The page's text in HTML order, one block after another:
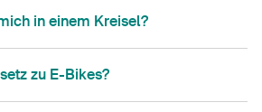
in einem Kreisel?
zu E-Bikes?